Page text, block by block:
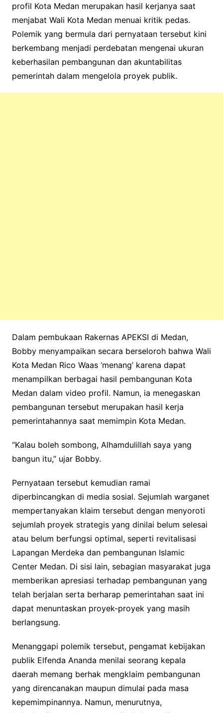
profil Kota Medan merupakan hasil kerjanya saat
menjabat Wali Kota Medan menuai kritik pedas.
Polemik yang bermula dari pernyataan tersebut kini
berkembang menjadi perdebatan mengenai ukuran
keberhasilan pembangunan dan akuntabilitas
pemerintah dalam mengelola proyek publik.
Dalam pembukaan Rakernas APEKSI di Medan,
Bobby menyampaikan secara berseloroh bahwa Wali
Kota Medan Rico Waas ‘menang’ karena dapat
menampilkan berbagai hasil pembangunan Kota
Medan dalam video profil. Namun, ia menegaskan
pembangunan tersebut merupakan hasil kerja
pemerintahannya saat memimpin Kota Medan.
“Kalau boleh sombong, Alhamdulillah saya yang
bangun itu,” ujar Bobby.
Pernyataan tersebut kemudian ramai
diperbincangkan di media sosial. Sejumlah warganet
mempertanyakan klaim tersebut dengan menyoroti
sejumlah proyek strategis yang dinilai belum selesai
atau belum berfungsi optimal, seperti revitalisasi
Lapangan Merdeka dan pembangunan Islamic
Center Medan. Di sisi lain, sebagian masyarakat juga
memberikan apresiasi terhadap pembangunan yang
telah berjalan serta berharap pemerintahan saat ini
dapat menuntaskan proyek-proyek yang masih
berlangsung.
Menanggapi polemik tersebut, pengamat kebijakan
publik Elfenda Ananda menilai seorang kepala
daerah memang berhak mengklaim pembangunan
yang direncanakan maupun dimulai pada masa
kepemimpinannya. Namun, menurutnya,